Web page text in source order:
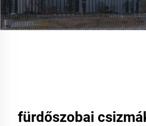
fürdőszobai